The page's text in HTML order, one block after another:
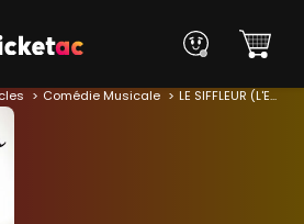
Comédie Musicale LE SIFFLEUR (L'Europeen)